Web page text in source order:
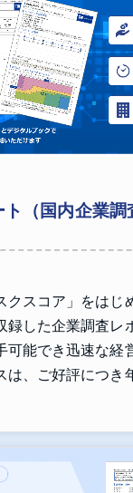
（国内企業調
クスコア」をはじ
録した企業調査レ
可能でき迅速な経
は、ご好評につき